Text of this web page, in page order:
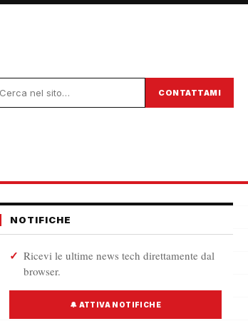
CONTATTAMI
NOTIFICHE
Ricevi le ultime news tech direttamente dal
browser.
🔔 ATTIVA NOTIFICHE